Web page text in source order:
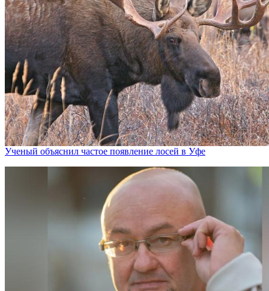
Ученый объяснил частое появление лосей в Уфе